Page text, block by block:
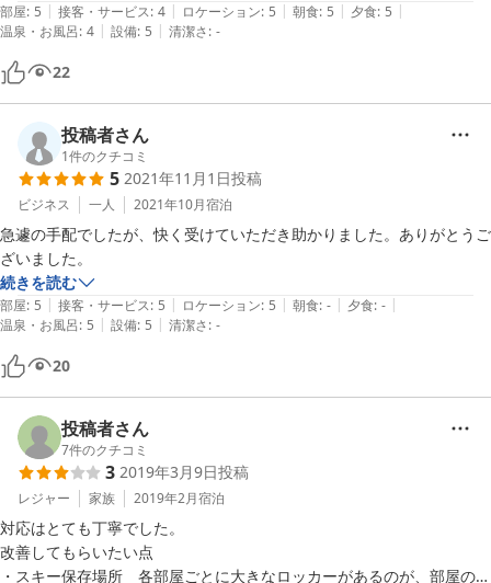
よく過ごせました。帰りに車のワイパーが凍結し、お湯をもらいに行っ
たら、食堂まで走って取りに行ってくれました。ありがとうございまし
た。子供もいいといっていました。また来年も使いたいと思います。強
部屋: 5 | 接客・サービス: 4 | ロケーション: 5 | 朝食: 5 | 夕食: 5 |
温泉・お風呂: 4 | 設備: 5 | 清潔さ: -
22
投稿者さん
1件のクチコミ
5 2021年11月1日投稿
ビジネス 一人 2021年10月宿泊
急遽の手配でしたが、快く受けていただき助かりました。ありがとうご
ざいました。
続きを読む
部屋: 5 | 接客・サービス: 5 | ロケーション: 5 | 朝食: - | 夕食: - |
温泉・お風呂: 5 | 設備: 5 | 清潔さ: -
20
投稿者さん
7件のクチコミ
3 2019年3月9日投稿
レジャー 家族 2019年2月宿泊
対応はとても丁寧でした。
改善してもらいたい点
・スキー保存場所　各部屋ごとに大きなロッカーがあるのが、部屋のス